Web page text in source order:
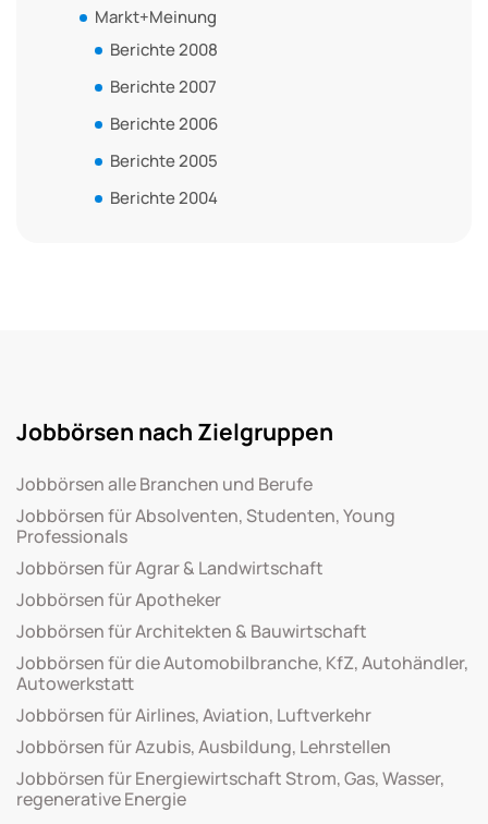
Markt+Meinung
Berichte 2008
Berichte 2007
Berichte 2006
Berichte 2005
Berichte 2004
Jobbörsen nach Zielgruppen
Jobbörsen alle Branchen und Berufe
Jobbörsen für Absolventen, Studenten, Young
Professionals
Jobbörsen für Agrar & Landwirtschaft
Jobbörsen für Apotheker
Jobbörsen für Architekten & Bauwirtschaft
Jobbörsen für die Automobilbranche, KfZ, Autohändler,
Autowerkstatt
Jobbörsen für Airlines, Aviation, Luftverkehr
Jobbörsen für Azubis, Ausbildung, Lehrstellen
Jobbörsen für Energiewirtschaft Strom, Gas, Wasser,
regenerative Energie